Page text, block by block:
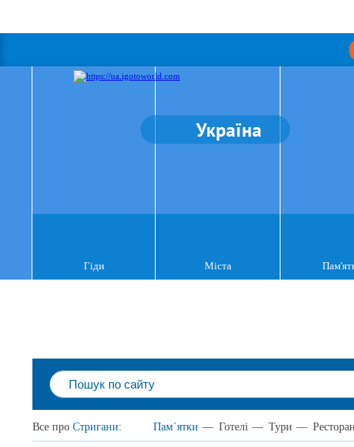
Україна
Гіди Міста
Все про Стригани: Пам`ятки — Готелі — Тури —